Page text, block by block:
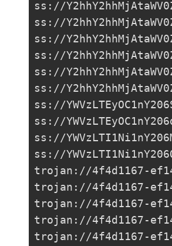
ss://
ss://
ss://
ss://
ss://
ss://
ss://
ss://
ss://
ss://
trojan://4f4d1167-
trojan://4f4d1167-
trojan://4f4d1167-
trojan://4f4d1167-
trojan://4f4d1167-